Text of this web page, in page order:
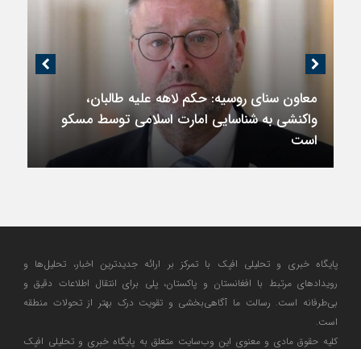
معاون سنای روسیه: حکم لاهه علیه طالبان،
واکنشی به شناسایی امارت اسلامی توسط مسکو
است
پایگاه خبری و تحلیلی افپک با تمرکز بر ارائه جدیدترین اخبار، تحلیل‌ها و
رویدادهای مرتبط با افغانستان و پاکستان، پلی برای انتقال اطلاعات دقیق و
بی‌طرفانه است. رسالت ما آگاهی‌بخشی و تقویت درک بهتر از تحولات منطقه
است.
کلیه حقوق مادی و معنوی این وب‌سایت متعلق به پایگاه خبری و تحلیلی افپک